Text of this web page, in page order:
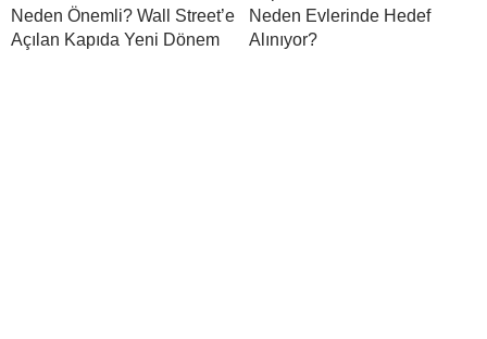
Neden Önemli? Wall Street’e
Açılan Kapıda Yeni Dönem
Neden Evlerinde Hedef
Alınıyor?